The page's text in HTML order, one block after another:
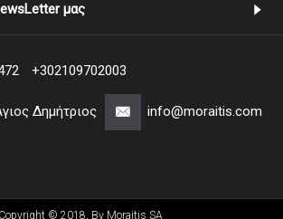
μας
+302109702003
Δημήτριος info@moraitis.com
Copyright © 2018, By Moraitis SA